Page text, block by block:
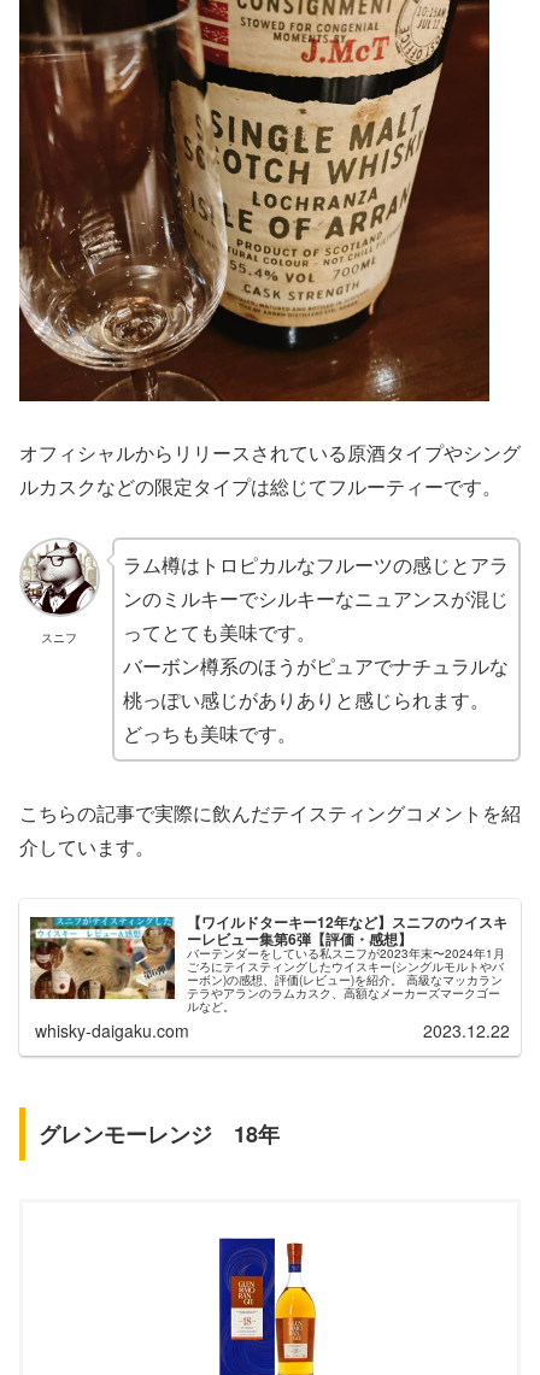
オフィシャルからリリースされている原酒タイプやシング
ルカスクなどの限定タイプは総じてフルーティーです。
スニフ
ラム樽はトロピカルなフルーツの感じとアラ
ンのミルキーでシルキーなニュアンスが混じ
ってとても美味です。
バーボン樽系のほうがピュアでナチュラルな
桃っぽい感じがありありと感じられます。
どっちも美味です。
こちらの記事で実際に飲んだテイスティングコメントを紹
介しています。
【ワイルドターキー12年など】スニフのウイスキ
ーレビュー集第6弾【評価・感想】
バーテンダーをしている私スニフが2023年末〜2024年1月
ごろにテイスティングしたウイスキー(シングルモルトやバ
ーボン)の感想、評価(レビュー)を紹介。 高級なマッカラン
テラやアランのラムカスク、高額なメーカーズマークゴー
ルなど。
whisky-daigaku.com 2023.12.22
グレンモーレンジ 18年